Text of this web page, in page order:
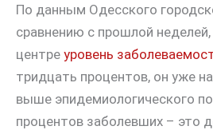
По данным Одесского
сравнению с прошлой
центре уровень
тридцать процентов, он уже
выше эпидемиологического
процентов заболевших – это